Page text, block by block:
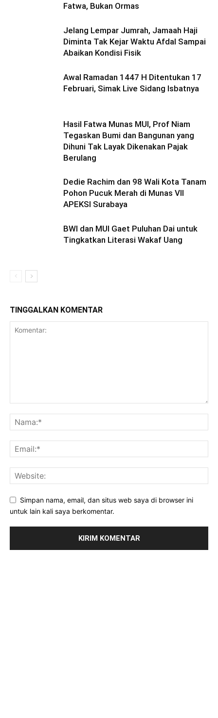
Fatwa, Bukan Ormas
Jelang Lempar Jumrah, Jamaah Haji
Diminta Tak Kejar Waktu Afdal Sampai
Abaikan Kondisi Fisik
Awal Ramadan 1447 H Ditentukan 17
Februari, Simak Live Sidang Isbatnya
Hasil Fatwa Munas MUI, Prof Niam
Tegaskan Bumi dan Bangunan yang
Dihuni Tak Layak Dikenakan Pajak
Berulang
Dedie Rachim dan 98 Wali Kota Tanam
Pohon Pucuk Merah di Munas VII
APEKSI Surabaya
BWI dan MUI Gaet Puluhan Dai untuk
Tingkatkan Literasi Wakaf Uang
TINGGALKAN KOMENTAR
Simpan nama, email, dan situs web saya di browser ini
untuk lain kali saya berkomentar.